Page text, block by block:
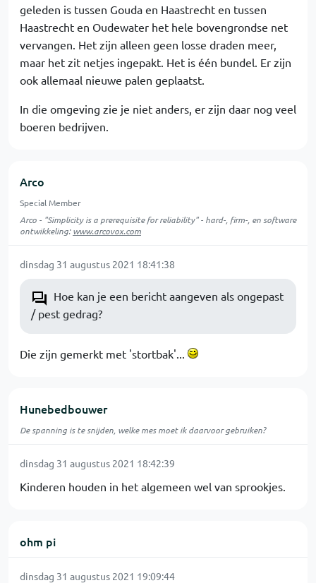
geleden is tussen Gouda en Haastrecht en tussen
Haastrecht en Oudewater het hele bovengrondse net
vervangen. Het zijn alleen geen losse draden meer,
maar het zit netjes ingepakt. Het is één bundel. Er zijn
ook allemaal nieuwe palen geplaatst.
In die omgeving zie je niet anders, er zijn daar nog veel
boeren bedrijven.
Arco
Special Member
Arco - "Simplicity is a prerequisite for reliability" - hard-, firm-, en software
ontwikkeling:www.arcovox.com
dinsdag 31 augustus 2021 18:41:38
Hoe kan je een bericht aangeven als ongepast
/ pest gedrag?
Die zijn gemerkt met 'stortbak'...
Hunebedbouwer
De spanning is te snijden, welke mes moet ik daarvoor gebruiken?
dinsdag 31 augustus 2021 18:42:39
Kinderen houden in het algemeen wel van sprookjes.
ohm pi
dinsdag 31 augustus 2021 19:09:44